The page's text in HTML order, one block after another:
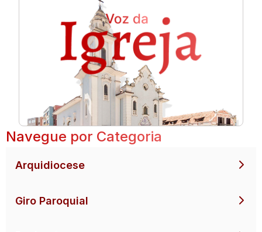
Navegue por Categoria
Arquidiocese
Giro Paroquial